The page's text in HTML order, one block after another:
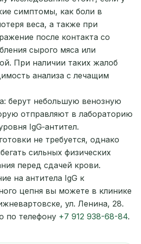
симптомы, как боли в
веса, а также при
после контакта со
сырого мяса или
При наличии таких жалоб
анализа с лечащим
берут небольшую венозную
отправляют в лабораторию
IgG‑антител.
не требуется, однако
сильных физических
перед сдачей крови.
на антитела IgG к
цепня вы можете в клинике
ул. Ленина, 28.
по телефону +7 912 938-68-84.